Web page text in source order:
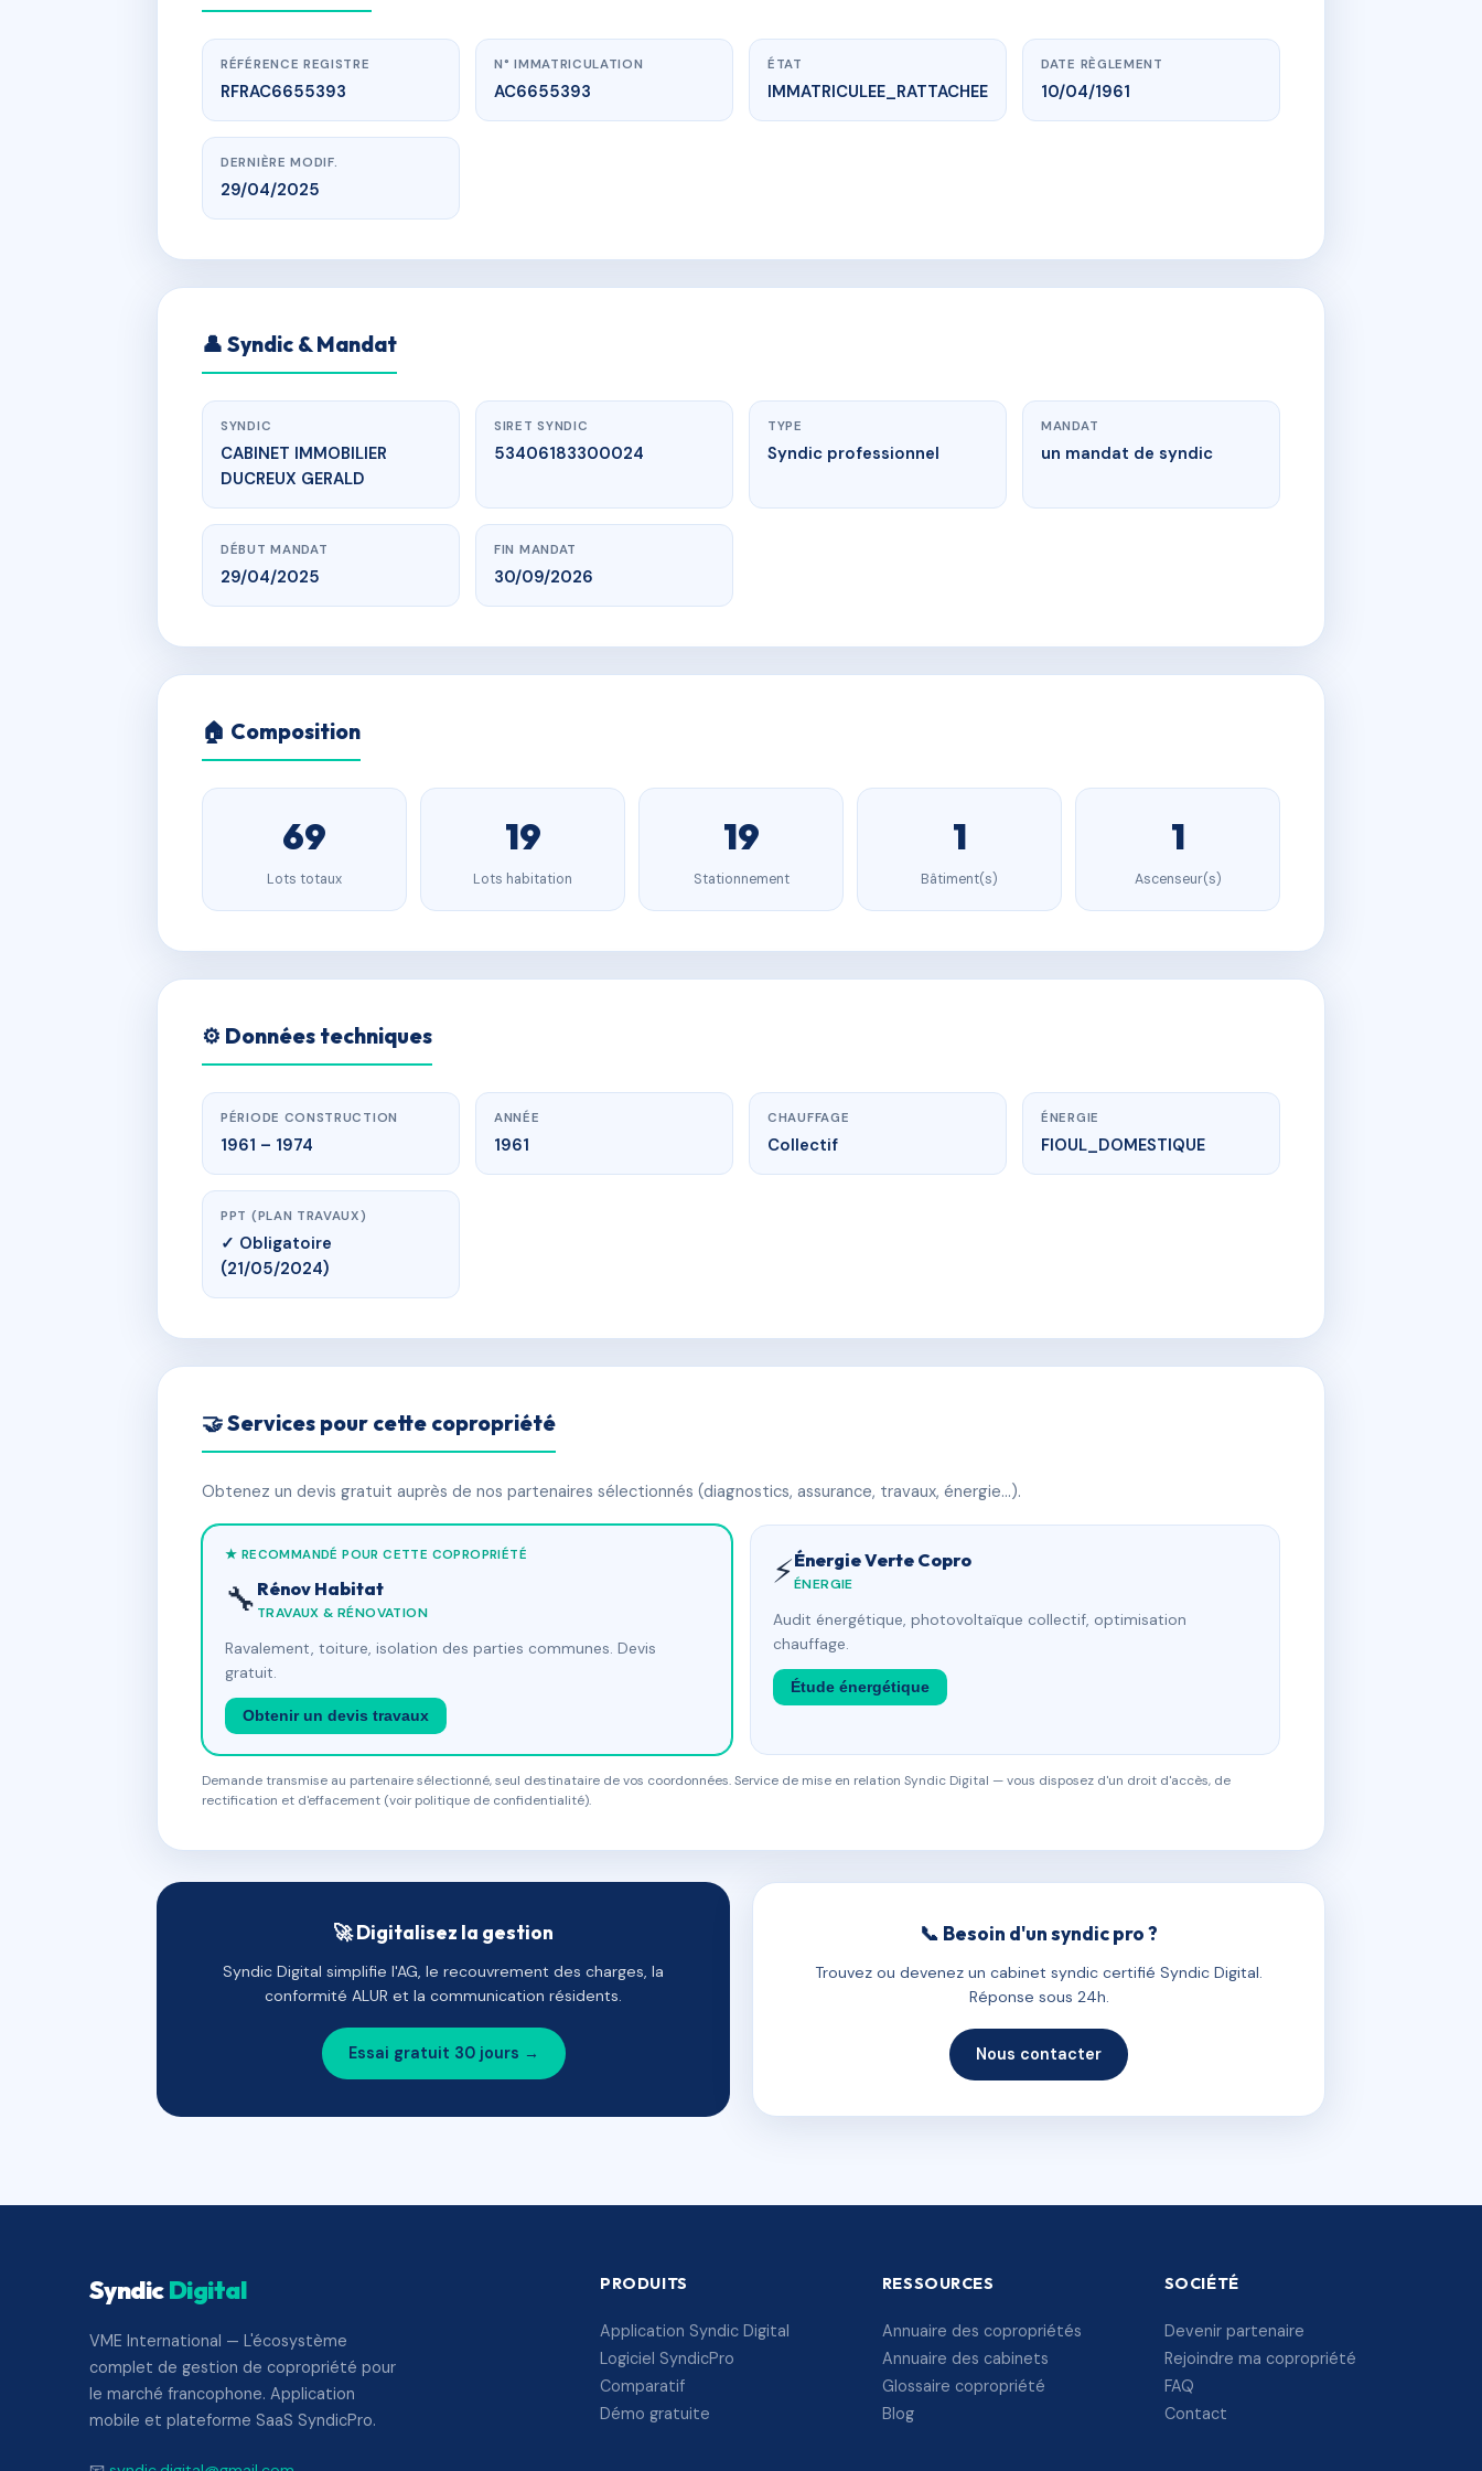
RÉFÉRENCE REGISTRE
RFRAC6655393
N° IMMATRICULATION
AC6655393
ÉTAT
IMMATRICULEE_RATTACHEE
DATE RÈGLEMENT
10/04/1961
DERNIÈRE MODIF.
29/04/2025
👤 Syndic & Mandat
SYNDIC
CABINET IMMOBILIER
DUCREUX GERALD
SIRET SYNDIC
53406183300024
TYPE
Syndic professionnel
MANDAT
un mandat de syndic
DÉBUT MANDAT
29/04/2025
FIN MANDAT
30/09/2026
🏠 Composition
69
Lots totaux
19
Lots habitation
19
Stationnement
1
Bâtiment(s)
1
Ascenseur(s)
⚙️ Données techniques
PÉRIODE CONSTRUCTION
1961 – 1974
ANNÉE
1961
CHAUFFAGE
Collectif
ÉNERGIE
FIOUL_DOMESTIQUE
PPT (PLAN TRAVAUX)
✓ Obligatoire
(21/05/2024)
🤝 Services pour cette copropriété
Obtenez un devis gratuit auprès de nos partenaires sélectionnés (diagnostics, assurance, travaux, énergie…).
★ RECOMMANDÉ POUR CETTE COPROPRIÉTÉ
🔧 Rénov Habitat
TRAVAUX & RÉNOVATION
Ravalement, toiture, isolation des parties communes. Devis
gratuit.
Obtenir un devis travaux
⚡Énergie Verte Copro
ÉNERGIE
Audit énergétique, photovoltaïque collectif, optimisation
chauffage.
Étude énergétique
Demande transmise au partenaire sélectionné, seul destinataire de vos coordonnées. Service de mise en relation Syndic Digital — vous disposez d'un droit d'accès, de
rectification et d'effacement (voir politique de confidentialité).
🚀 Digitalisez la gestion
Syndic Digital simplifie l'AG, le recouvrement des charges, la
conformité ALUR et la communication résidents.
Essai gratuit 30 jours →
📞 Besoin d'un syndic pro ?
Trouvez ou devenez un cabinet syndic certifié Syndic Digital.
Réponse sous 24h.
Nous contacter
SyndicDigital
VME International — L'écosystème
complet de gestion de copropriété pour
le marché francophone. Application
mobile et plateforme SaaS SyndicPro.
PRODUITS
Application Syndic Digital
Logiciel SyndicPro
Comparatif
Démo gratuite
RESSOURCES
Annuaire des copropriétés
Annuaire des cabinets
Glossaire copropriété
Blog
SOCIÉTÉ
Devenir partenaire
Rejoindre ma copropriété
FAQ
Contact